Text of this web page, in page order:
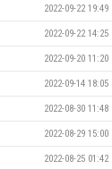
2022-09-22 19:49
2022-09-22 14:25
2022-09-20 11:20
2022-09-14 18:05
2022-08-30 11:48
2022-08-29 15:00
2022-08-25 01:42